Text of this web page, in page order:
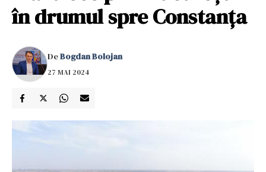
în drumul spre Constanța
DeBogdan Bolojan
27 MAI 2024